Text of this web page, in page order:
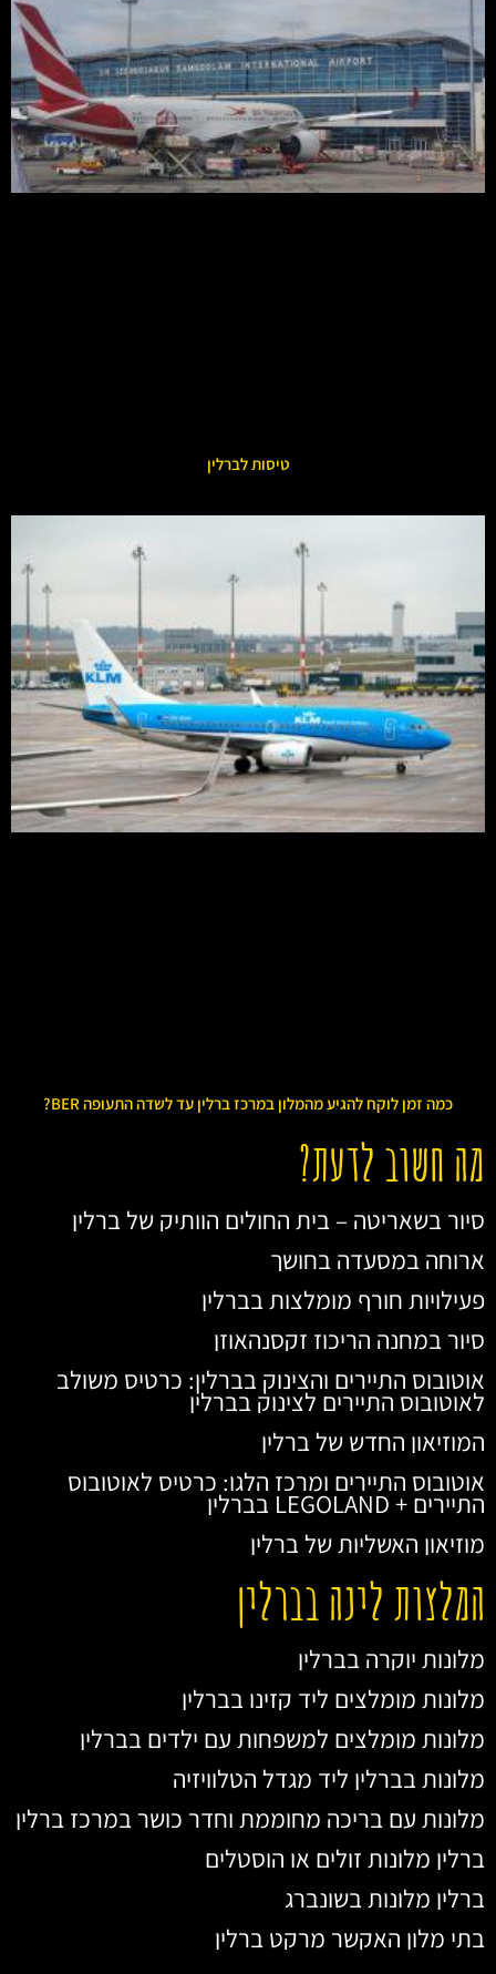
טיסות לברלין
כמה זמן לוקח להגיע מהמלון במרכז ברלין עד לשדה התעופה BER?
מה חשוב לדעת?
סיור בשאריטה – בית החולים הוותיק של ברלין
ארוחה במסעדה בחושך
פעילויות חורף מומלצות בברלין
סיור במחנה הריכוז זקסנהאוזן
אוטובוס התיירים והצינוק בברלין: כרטיס משולב
לאוטובוס התיירים לצינוק בברלין
המוזיאון החדש של ברלין
אוטובוס התיירים ומרכז הלגו: כרטיס לאוטובוס
התיירים + LEGOLAND בברלין
מוזיאון האשליות של ברלין
המלצות לינה בברלין
מלונות יוקרה בברלין
מלונות מומלצים ליד קזינו בברלין
מלונות מומלצים למשפחות עם ילדים בברלין
מלונות בברלין ליד מגדל הטלוויזיה
מלונות עם בריכה מחוממת וחדר כושר במרכז ברלין
ברלין מלונות זולים או הוסטלים
ברלין מלונות בשונברג
בתי מלון האקשר מרקט ברלין